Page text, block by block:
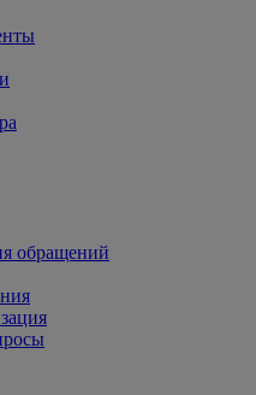
обращений